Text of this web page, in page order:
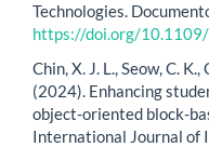
Technologies.
https://doi.org/
Chin, X. J. L., Seow, C. K.,
(2024). Enhancing
object-oriented block-
International Journal of